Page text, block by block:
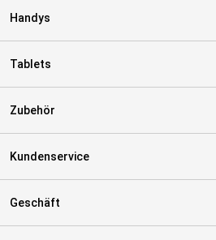
Handys
Tablets
Zubehör
Kundenservice
Geschäft